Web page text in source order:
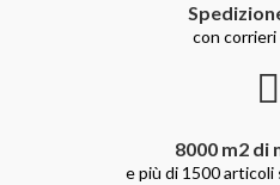
con
8000 m2 di
e più di 1500 articoli